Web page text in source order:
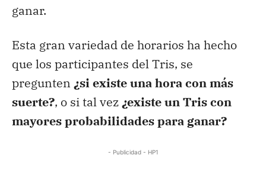
ganar.
Esta gran variedad de horarios ha hecho
que los participantes del Tris, se
pregunten ¿si existe una hora con más
suerte?, o si tal vez¿existe un Tris con
mayores probabilidades para ganar?
- Publicidad - HP1